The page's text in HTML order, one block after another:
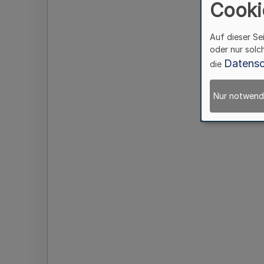
Auf dieser
oder nur
die
Nur